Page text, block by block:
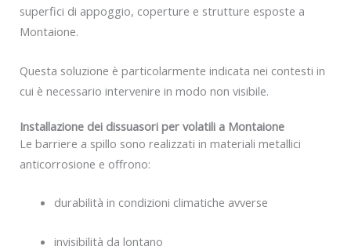
superfici di appoggio, coperture e strutture esposte a
Montaione.
Questa soluzione è particolarmente indicata nei contesti in
cui è necessario intervenire in modo non visibile.
Installazione dei dissuasori per volatili a Montaione
Le barriere a spillo sono realizzati in materiali metallici
anticorrosione e offrono:
durabilità in condizioni climatiche avverse
invisibilità da lontano